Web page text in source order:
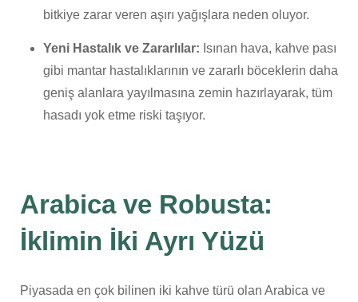
bitkiye zarar veren aşırı yağışlara neden oluyor.
Yeni Hastalık ve Zararlılar: Isınan hava, kahve pası
gibi mantar hastalıklarının ve zararlı böceklerin daha
geniş alanlara yayılmasına zemin hazırlayarak, tüm
hasadı yok etme riski taşıyor.
Arabica ve Robusta:
İklimin İki Ayrı Yüzü
Piyasada en çok bilinen iki kahve türü olan Arabica ve